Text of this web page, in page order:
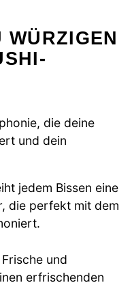
WÜRZIGEN
die deine
und dein
jedem Bissen eine
die perfekt mit dem
Frische und
erfrischenden